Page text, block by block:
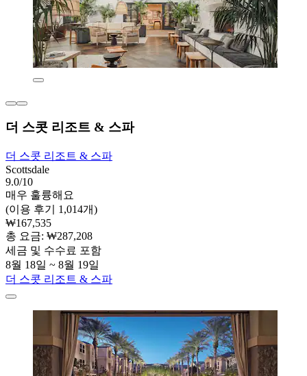
더 스콧 리조트 & 스파
더 스콧 리조트 & 스파
Scottsdale
9.0/10
매우 훌륭해요
(이용 후기 1,014개)
₩167,535
총 요금: ₩287,208
세금 및 수수료 포함
8월 18일 ~ 8월 19일
더 스콧 리조트 & 스파